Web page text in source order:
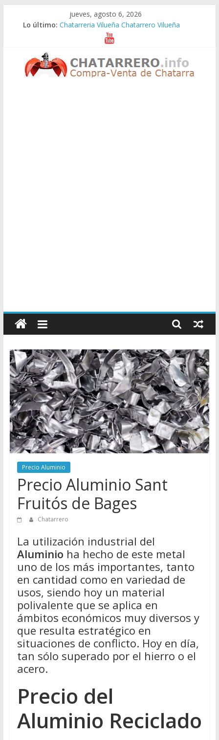
jueves, agosto 6, 2026
Lo último: Chatarreria Vilueña Chatarrero Vilueña
Chatarreria Zuera Chatarrero Zuera
Chatarreria Zaragoza Chatarrero Zaragoza
Chatarreria Zaida Chatarrero Zaida
Chatarreria Vistabella Chatarrero Vistabella
Chatarreros
–
Precio
de
Chatarra
Directorio
Chatarreros
para
vender
Chatarra
Precio Aluminio
Precio Aluminio Sant
Fruitós de Bages
Chatarrero
La utilización industrial del
Aluminio ha hecho de este metal
uno de los más importantes, tanto
en cantidad como en variedad de
usos, siendo hoy un material
polivalente que se aplica en
ámbitos económicos muy diversos y
que resulta estratégico en
situaciones de conflicto. Hoy en día,
tan sólo superado por el hierro o el
acero.
Precio del
Aluminio Reciclado